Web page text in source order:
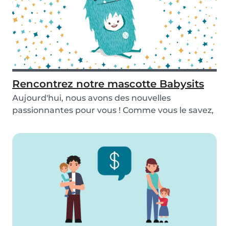
Rencontrez notre mascotte Babysits
Aujourd'hui, nous avons des nouvelles
passionnantes pour vous ! Comme vous le savez,